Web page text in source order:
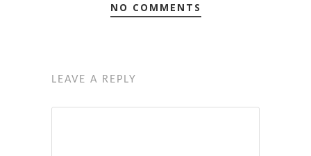
NO COMMENTS
LEAVE A REPLY